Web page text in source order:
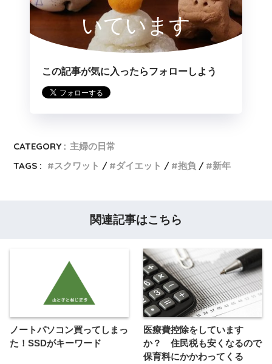
いています
この記事が気に入ったらフォローしよう
CATEGORY : 主婦の日常
TAGS :
スクワット ダイエット 抱負 新年
関連記事はこちら
ノートパソコン買ってしまっ
た！SSDがキーワード
医療費控除をしています
か？ 住民税も安くなるので
保育料にかかわってくる